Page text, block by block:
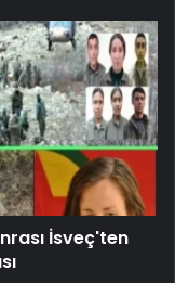
İsveç'ten